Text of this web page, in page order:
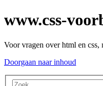
www.css-
Voor vragen over html en css,
Doorgaan naar inhoud